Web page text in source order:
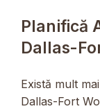
Planifică
Dallas-
Există mult
Dallas-Fort